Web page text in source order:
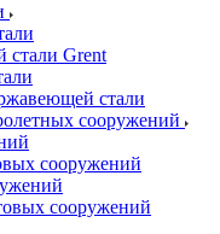
стали Grent
стали
сооружений
сооружений
сооружений